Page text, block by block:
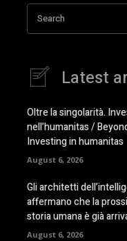
Search
Latest
Oltre la singolarità.
nell’humanitas /
Investing in humanitas
August 6, 2026
Gli architetti
affermano che la
storia umana è già
August 6, 2026